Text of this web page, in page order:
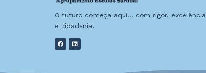
O futuro começa aqui… com rigor, excelência
e cidadania!